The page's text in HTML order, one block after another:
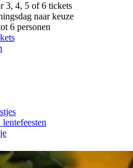
3, 4, 5 of 6 tickets
naar keuze
6 personen